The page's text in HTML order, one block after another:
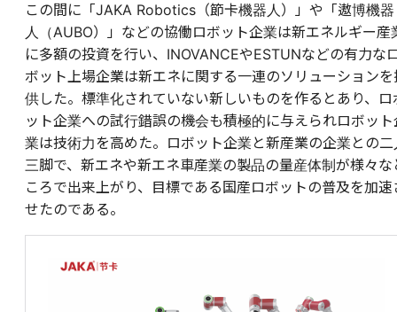
この間に 「JAKA Robotics（節卡機器人）」 や 「遨博機器
人（AUBO）」 などの協働ロボット企業は新エネルギー産
に多額の投資を行い、INOVANCEやESTUNなどの有力な
ボット上場企業は新エネに関する一連のソリューションを
供した。標準化されていない新しいものを作るとあり、ロ
ット企業への試行錯誤の機会も積極的に与えられロボット
業は技術力を高めた。ロボット企業と新産業の企業との二
三脚で、新エネや新エネ車産業の製品の量産体制が様々な
ころで出来上がり、目標である国産ロボットの普及を加速
せたのである。